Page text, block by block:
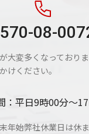
08-
大変多くなっており
けください。
：平日9時00分～
年始弊社休業日は休